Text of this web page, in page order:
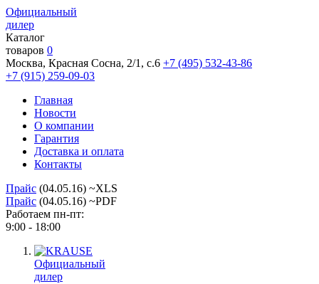
Официальный
дилер
Каталог
товаров 0
Москва, Красная Сосна, 2/1, с.6 +7 (495) 532-43-86
+7 (915) 259-09-03
Главная
Новости
О компании
Гарантия
Доставка и оплата
Контакты
Прайс (04.05.16) ~XLS
Прайс (04.05.16) ~PDF
Работаем пн-пт:
9:00 - 18:00
Официальный
дилер